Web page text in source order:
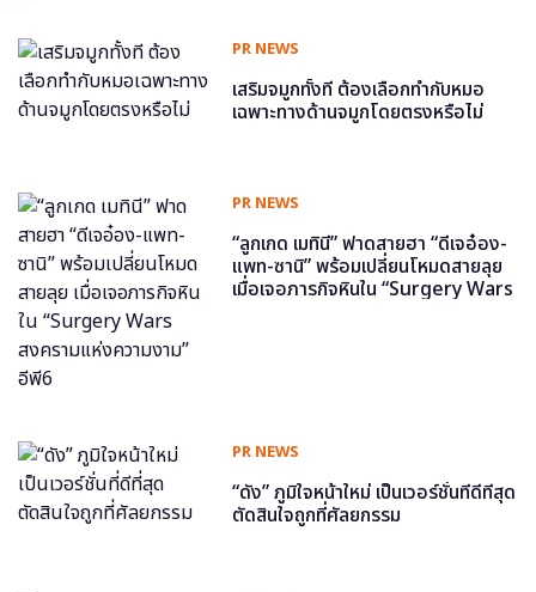
PR NEWS
เสริมจมูกทั้งที ต้องเลือกทำกับหมอ
เฉพาะทางด้านจมูกโดยตรงหรือไม่
PR NEWS
“ลูกเกด เมทินี” ฟาดสายฮา “ดีเจอ๋อง-
แพท-ซานิ” พร้อมเปลี่ยนโหมดสายลุย
เมื่อเจอภารกิจหินใน “Surgery Wars
PR NEWS
“ดัง” ภูมิใจหน้าใหม่ เป็นเวอร์ชั่นที่ดีที่สุด
ตัดสินใจถูกที่ศัลยกรรม